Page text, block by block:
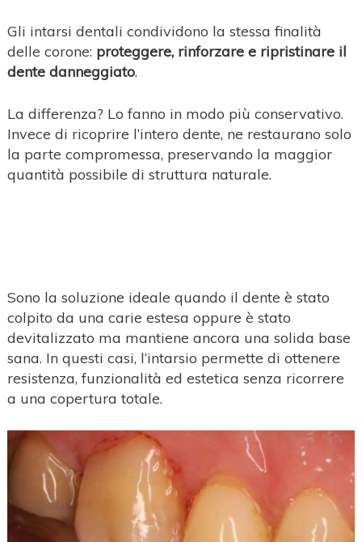
Gli intarsi dentali condividono la stessa finalità
delle corone: proteggere, rinforzare e ripristinare il
dente danneggiato.
La differenza? Lo fanno in modo più conservativo.
Invece di ricoprire l’intero dente, ne restaurano solo
la parte compromessa, preservando la maggior
quantità possibile di struttura naturale.
Sono la soluzione ideale quando il dente è stato
colpito da una carie estesa oppure è stato
devitalizzato ma mantiene ancora una solida base
sana. In questi casi, l’intarsio permette di ottenere
resistenza, funzionalità ed estetica senza ricorrere
a una copertura totale.